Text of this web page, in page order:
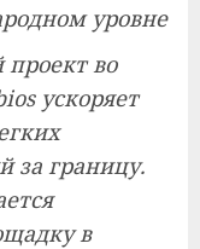
уровне
проект во
ускоряет
за границу.
в